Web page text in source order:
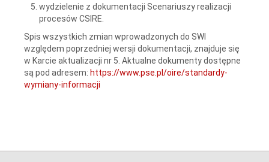
wydzielenie z dokumentacji Scenariuszy realizacji
procesów CSIRE.
Spis wszystkich zmian wprowadzonych do SWI
względem poprzedniej wersji dokumentacji, znajduje się
w Karcie aktualizacji nr 5. Aktualne dokumenty dostępne
są pod adresem: https://www.pse.pl/oire/standardy-
wymiany-informacji